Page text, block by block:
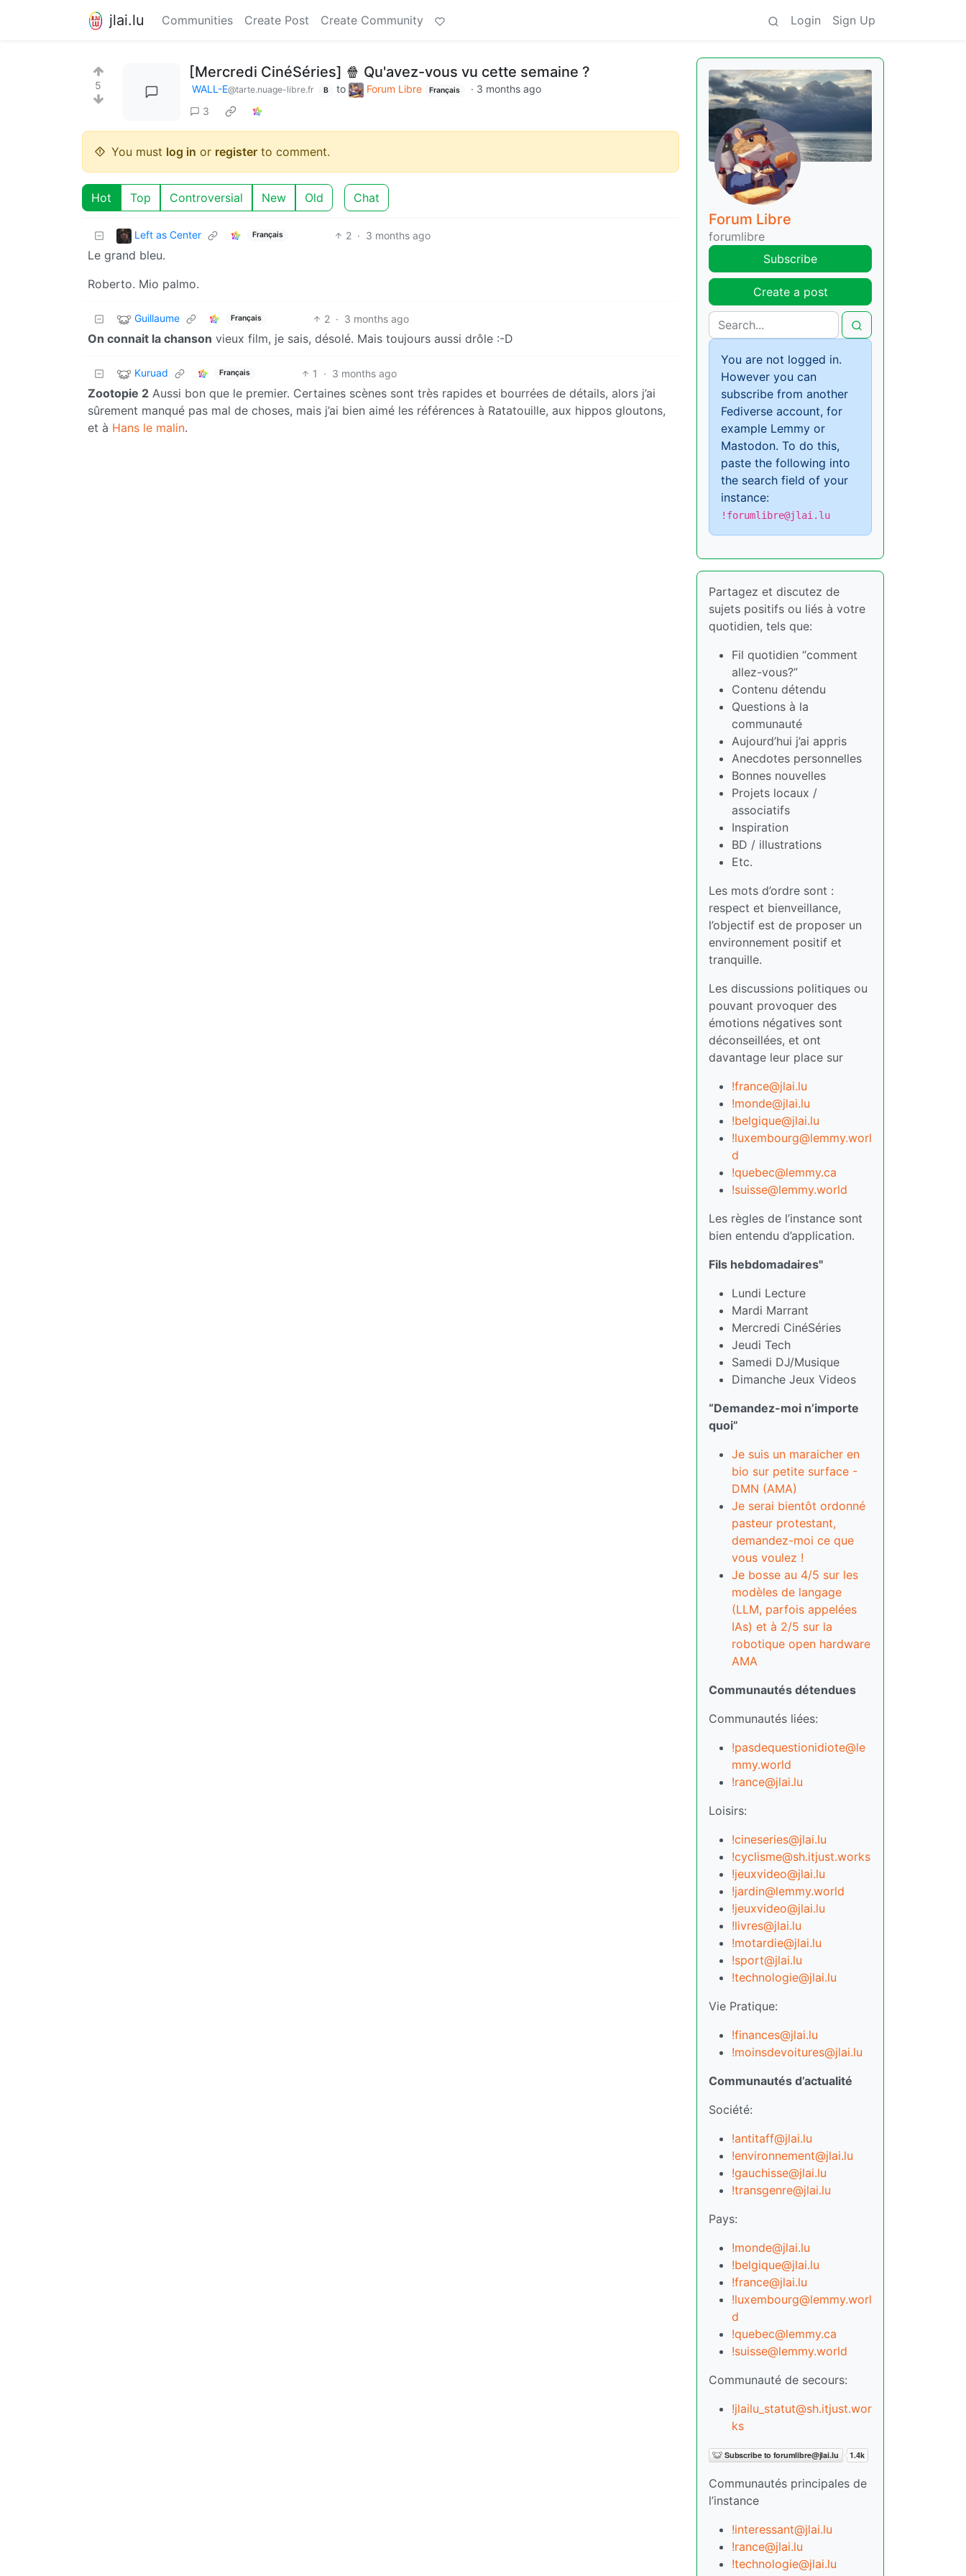
jlai.lu Communities Create Post Create Community Login Sign Up
5
[Mercredi CinéSéries] 🍿 Qu'avez-vous vu cette semaine ?
WALL-E@tarte.nuage-libre.fr B to Forum Libre Français · 3 months ago
3
You must log in or register to comment.
Hot Top Controversial New Old Chat
Left as Center Français 2 · 3 months ago
Le grand bleu.
Roberto. Mio palmo.
Guillaume Français 2 · 3 months ago
On connait la chanson vieux film, je sais, désolé. Mais toujours aussi drôle :-D
Kuruad Français 1 · 3 months ago
Zootopie 2 Aussi bon que le premier. Certaines scènes sont très rapides et bourrées de détails, alors j’ai
sûrement manqué pas mal de choses, mais j’ai bien aimé les références à Ratatouille, aux hippos gloutons,
et à Hans le malin.
Forum Libre
forumlibre
Subscribe
Create a post
You are not logged in.
However you can
subscribe from another
Fediverse account, for
example Lemmy or
Mastodon. To do this,
paste the following into
the search field of your
instance:
!forumlibre@jlai.lu
Partagez et discutez de
sujets positifs ou liés à votre
quotidien, tels que:
Fil quotidien “comment
allez-vous?”
Contenu détendu
Questions à la
communauté
Aujourd’hui j’ai appris
Anecdotes personnelles
Bonnes nouvelles
Projets locaux /
associatifs
Inspiration
BD / illustrations
Etc.
Les mots d’ordre sont :
respect et bienveillance,
l’objectif est de proposer un
environnement positif et
tranquille.
Les discussions politiques ou
pouvant provoquer des
émotions négatives sont
déconseillées, et ont
davantage leur place sur
!france@jlai.lu
!monde@jlai.lu
!belgique@jlai.lu
!luxembourg@lemmy.worl
d
!quebec@lemmy.ca
!suisse@lemmy.world
Les règles de l’instance sont
bien entendu d’application.
Fils hebdomadaires"
Lundi Lecture
Mardi Marrant
Mercredi CinéSéries
Jeudi Tech
Samedi DJ/Musique
Dimanche Jeux Videos
“Demandez-moi n’importe
quoi”
Je suis un maraicher en
bio sur petite surface -
DMN (AMA)
Je serai bientôt ordonné
pasteur protestant,
demandez-moi ce que
vous voulez !
Je bosse au 4/5 sur les
modèles de langage
(LLM, parfois appelées
IAs) et à 2/5 sur la
robotique open hardware
AMA
Communautés détendues
Communautés liées:
!pasdequestionidiote@le
mmy.world
!rance@jlai.lu
Loisirs:
!cineseries@jlai.lu
!cyclisme@sh.itjust.works
!jeuxvideo@jlai.lu
!jardin@lemmy.world
!jeuxvideo@jlai.lu
!livres@jlai.lu
!motardie@jlai.lu
!sport@jlai.lu
!technologie@jlai.lu
Vie Pratique:
!finances@jlai.lu
!moinsdevoitures@jlai.lu
Communautés d’actualité
Société:
!antitaff@jlai.lu
!environnement@jlai.lu
!gauchisse@jlai.lu
!transgenre@jlai.lu
Pays:
!monde@jlai.lu
!belgique@jlai.lu
!france@jlai.lu
!luxembourg@lemmy.worl
d
!quebec@lemmy.ca
!suisse@lemmy.world
Communauté de secours:
!jlailu_statut@sh.itjust.wor
ks
Communautés principales de
l’instance
!interessant@jlai.lu
!rance@jlai.lu
!technologie@jlai.lu